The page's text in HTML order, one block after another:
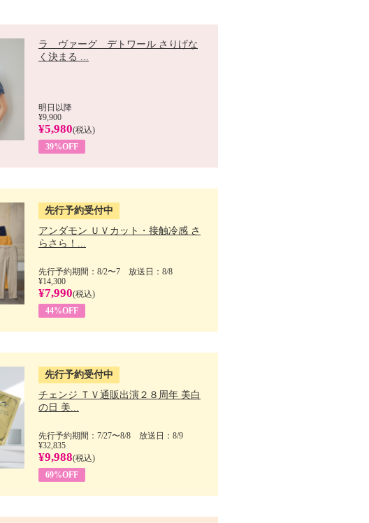
ラ ヴァーグ デトワール さりげな
く決まる ...
明日以降
¥9,900
¥5,980(税込)
39%OFF
先行予約受付中
アンダモン ＵＶカット・接触冷感 さ
らさら！...
先行予約期間：8/2〜7 放送日：8/8
¥14,300
¥7,990(税込)
44%OFF
先行予約受付中
チェンジ ＴＶ通販出演２８周年 美白
の日 美...
先行予約期間：7/27〜8/8 放送日：8/9
¥32,835
¥9,988(税込)
69%OFF